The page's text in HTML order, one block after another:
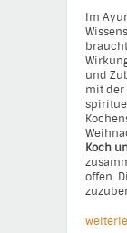
Im
und
mit
Koch
offen.